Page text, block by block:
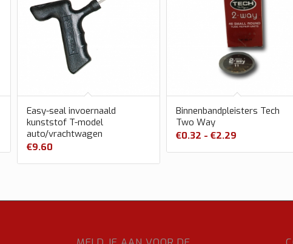
Easy-seal invoernaald
kunststof T-model
auto/vrachtwagen
€9.60
Binnenbandpleisters Tech
Two Way
€0.32 - €2.29Prijsklasse:
€0.32